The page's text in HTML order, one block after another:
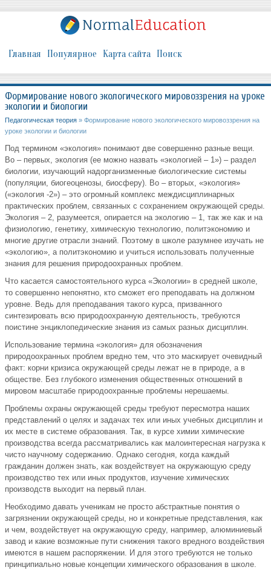
Главная Популярное Карта сайта Поиск
Формирование нового экологического мировоззрения на уроке
экологии и биологии
Педагогическая теория » Формирование нового экологического мировоззрения на
уроке экологии и биологии
Под термином «экология» понимают две совершенно разные вещи.
Во – первых, экология (ее можно назвать «экологией – 1») – раздел
биологии, изучающий надорганизменные биологические системы
(популяции, биогеоценозы, биосферу). Во – вторых, «экология»
(«экология -2») – это огромный комплекс междисциплинарных
практических проблем, связанных с сохранением окружающей среды.
Экология – 2, разумеется, опирается на экологию – 1, так же как и на
физиологию, генетику, химическую технологию, политэкономию и
многие другие отрасли знаний. Поэтому в школе разумнее изучать не
«экологию», а политэкономию и учиться использовать полученные
знания для решения природоохранных проблем.
Что касается самостоятельного курса «Экологии» в средней школе,
то совершенно непонятно, кто сможет его преподавать на должном
уровне. Ведь для преподавания такого курса, призванного
синтезировать всю природоохранную деятельность, требуются
поистине энциклопедические знания из самых разных дисциплин.
Использование термина «экология» для обозначения
природоохранных проблем вредно тем, что это маскирует очевидный
факт: корни кризиса окружающей среды лежат не в природе, а в
обществе. Без глубокого изменения общественных отношений в
мировом масштабе природоохранные проблемы нерешаемы.
Проблемы охраны окружающей среды требуют пересмотра наших
представлений о целях и задачах тех или иных учебных дисциплин и
их месте в системе образования. Так, в курсе химии химические
производства всегда рассматривались как малоинтересная нагрузка к
чисто научному содержанию. Однако сегодня, когда каждый
гражданин должен знать, как воздействует на окружающую среду
производство тех или иных продуктов, изучение химических
производств выходит на первый план.
Необходимо давать ученикам не просто абстрактные понятия о
загрязнении окружающей среды, но и конкретные представления, как
и чем, воздействует на окружающую среду, например, алюминиевый
завод и какие возможные пути снижения такого вредного воздействия
имеются в нашем распоряжении. И для этого требуются не только
принципиально новые концепции химического образования в школе.